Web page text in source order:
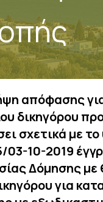
απόφασης
δικηγόρου
σχετικά με το
03-10-2019
Δόμησης με
για